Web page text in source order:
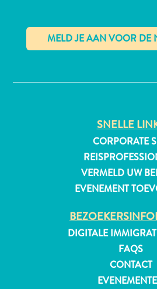
SNELLE
CORPORATE
VERMELD UW
EVENEMENT
DIGITALE
FAQS
CONTACT